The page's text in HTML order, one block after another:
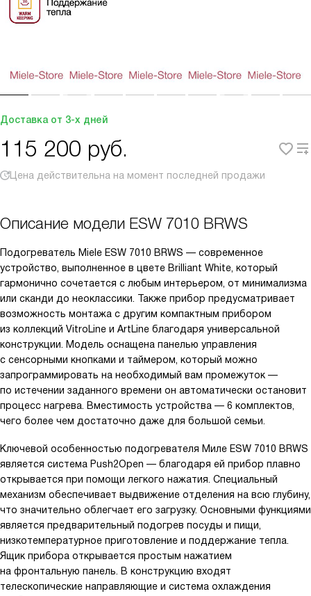
Доставка от 3-х дней
115 200 руб.
Цена действительна на момент последней продажи
Описание модели ESW 7010 BRWS
Подогреватель Miele ESW 7010 BRWS — современное
устройство, выполненное в цвете Brilliant White, который
гармонично сочетается с любым интерьером, от минимализма
или сканди до неоклассики. Также прибор предусматривает
возможность монтажа с другим компактным прибором
из коллекций VitroLine и ArtLine благодаря универсальной
конструкции. Модель оснащена панелью управления
с сенсорными кнопками и таймером, который можно
запрограммировать на необходимый вам промежуток —
по истечении заданного времени он автоматически остановит
процесс нагрева. Вместимость устройства — 6 комплектов,
чего более чем достаточно даже для большой семьи.
Ключевой особенностью подогревателя Mиле ESW 7010 BRWS
является система Push2Open — благодаря ей прибор плавно
открывается при помощи легкого нажатия. Специальный
механизм обеспечивает выдвижение отделения на всю глубину,
что значительно облегчает его загрузку. Основными функциями
является предварительный подогрев посуды и пищи,
низкотемпературное приготовление и поддержание тепла.
Ящик прибора открывается простым нажатием
на фронтальную панель. В конструкцию входят
телескопические направляющие и система охлаждения